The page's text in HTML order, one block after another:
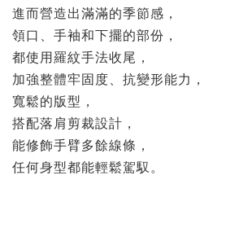
進而營造出滿滿的季節感，
領口、手袖和下擺的部份，
都使用羅紋手法收尾，
加強整體牢固度、抗變形能力，
寬鬆的版型，
搭配落肩剪裁設計，
能修飾手臂多餘線條，
任何身型都能輕鬆駕馭。